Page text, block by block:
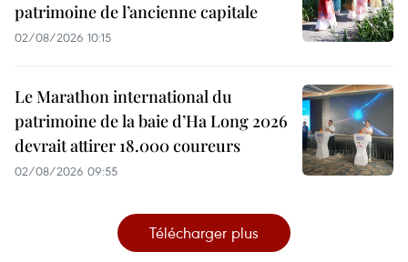
patrimoine de l’ancienne capitale
02/08/2026 10:15
Le Marathon international du
patrimoine de la baie d’Ha Long 2026
devrait attirer 18.000 coureurs
02/08/2026 09:55
Télécharger plus